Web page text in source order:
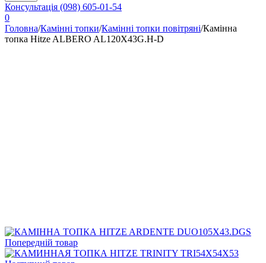
Консультація (098) 605-01-54
0
Головна/Камінні топки/Камінні топки повітряні/Камінна
топка Hitze ALBERO AL120X43G.H-D
Попередній товар